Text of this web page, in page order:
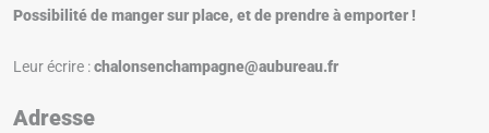
Possibilité de manger sur place, et de prendre à emporter !
Leur écrire :chalonsenchampagne@aubureau.fr
Adresse